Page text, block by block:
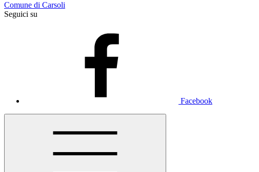
Comune di Carsoli
Seguici su
Facebook